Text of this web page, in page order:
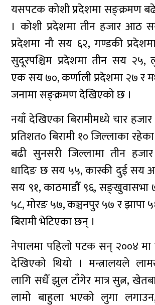
यसपटक कोशी प्रदेशमा सङ्क्रमण
। कोशी प्रदेशमा तीन हजार आठ
प्रदेशमा नौ सय ६२, गण्डकी
सुदूरपश्चिम प्रदेशमा तीन सय २५,
एक सय ७०, कर्णाली प्रदेशमा २७ र
जनामा सङ्क्रमण देखिएको छ ।
नयाँ देखिएका बिरामीमध्ये चार
प्रतिशत० बिरामी १० जिल्लाका
बढी सुनसरी जिल्लामा तीन
धादिङ छ सय ५५, कास्की दुई सय
सय ९१, काठमाडौँ ९६, सङ्खुवासभा
५८, मोरङ ५७, कञ्चनपुर ५७ र झापा
बिरामी भेटिएका छन् ।
नेपालमा पहिलो पटक सन् २००४ मा
देखिएको थियो । मन्त्रालयले
लागि सधैँ झुल टाँगेर मात्र सुत्न,
लामो बाहुला भएको लुगा